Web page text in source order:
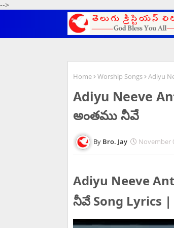
-->
Home Worship Songs Adiyu
Adiyu Neeve
అంతము నీవే
Bro. Jay November
Adiyu Neeve
నీవే Song Lyrics